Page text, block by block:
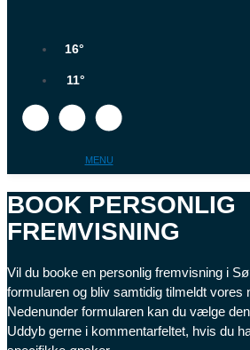
16°
11°
MENU
BOOK PERSONLIG
FREMVISNING
Vil du booke en personlig fremvisning i
formularen og bliv samtidig tilmeldt vores
Nedenunder formularen kan du vælge
Uddyb gerne i kommentarfeltet, hvis du